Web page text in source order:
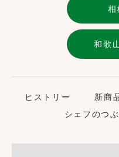
相
和歌
ヒストリー 新商
シェフのつぶ